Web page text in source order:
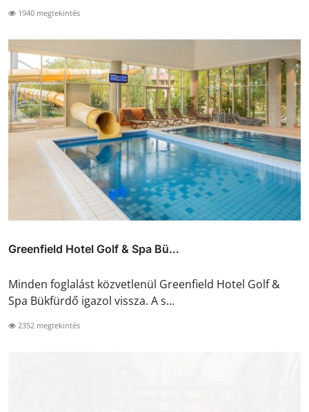
1940 megtekintés
Greenfield Hotel Golf & Spa Bü...
Minden foglalást közvetlenül Greenfield Hotel Golf &
Spa Bükfürdő igazol vissza. A s...
2352 megtekintés